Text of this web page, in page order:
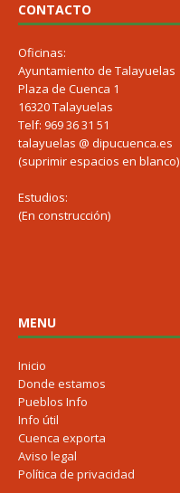
CONTACTO
Oficinas:
Ayuntamiento de Talayuelas
Plaza de Cuenca 1
16320 Talayuelas
Telf: 969 36 31 51
talayuelas @ dipucuenca.es
(suprimir espacios en blanco)
Estudios:
(En construcción)
MENU
Inicio
Donde estamos
Pueblos Info
Info útil
Cuenca exporta
Aviso legal
Política de privacidad